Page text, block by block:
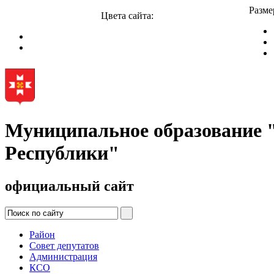
Цвета сайта:
Муниципальное
Республики"
официальный сайт
Район
Совет депутатов
Администрация
КСО